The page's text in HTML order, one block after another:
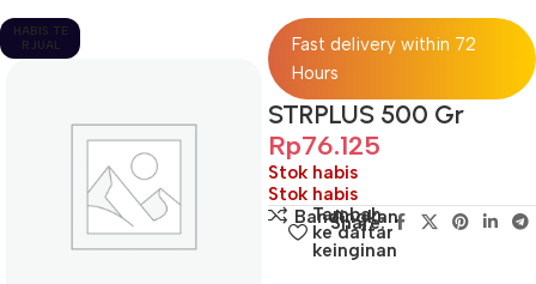
HABIS TE
RJUAL
Fast delivery within 72
Hours
STRPLUS 500 Gr
Rp76.125
Stok habis
Stok habis
Bandingkan
Tambah
ke daftar
keinginan
Share: